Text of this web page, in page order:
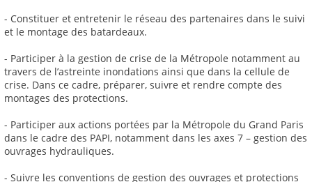
- Constituer et entretenir le réseau des partenaires dans le suivi
et le montage des batardeaux.
- Participer à la gestion de crise de la Métropole notamment au
travers de l’astreinte inondations ainsi que dans la cellule de
crise. Dans ce cadre, préparer, suivre et rendre compte des
montages des protections.
- Participer aux actions portées par la Métropole du Grand Paris
dans le cadre des PAPI, notamment dans les axes 7 – gestion des
ouvrages hydrauliques.
- Suivre les conventions de gestion des ouvrages et protections